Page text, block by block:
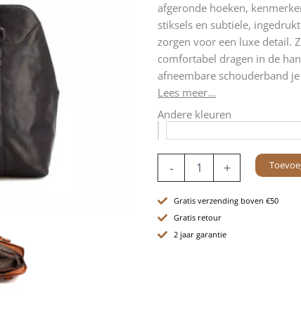
afgeronde hoeken,
stiksels en subtiele,
zorgen voor een luxe detail.
comfortabel dragen in de
afneembare schouderband
Lees meer...
Andere kleuren
-
Schoudertas
10
inch
-
+
Gratis verzending boven €50
Gratis retour
2 jaar garantie